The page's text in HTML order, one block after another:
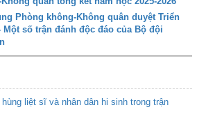
Phòng không-Không quân duyệt Triển
Một số trận đánh độc đáo của Bộ đội
liệt sĩ và nhân dân hi sinh trong trận